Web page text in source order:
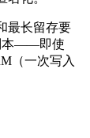
最长留存要
本——即使
（一次写入